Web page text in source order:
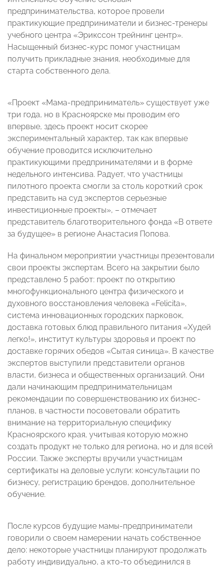
предпринимательства, которое провели
практикующие предприниматели и бизнес-тренеры
учебного центра «Эрикссон трейнинг центр».
Насыщенный бизнес-курс помог участницам
получить прикладные знания, необходимые для
старта собственного дела.
«Проект «Мама-предприниматель» существует уже
три года, но в Красноярске мы проводим его
впервые, здесь проект носит скорее
экспериментальный характер, так как впервые
обучение проводится исключительно
практикующими предпринимателями и в форме
недельного интенсива. Радует, что участницы
пилотного проекта смогли за столь короткий срок
представить на суд экспертов серьезные
инвестиционные проекты», – отмечает
представитель благотворительного фонда «В ответе
за будущее» в регионе Анастасия Попова.
На финальном мероприятии участницы презентовали
свои проекты экспертам. Всего на закрытии было
представлено 5 работ: проект по открытию
многофункционального центра физического и
духовного восстановления человека «Felicita»,
система инновационных городских парковок,
доставка готовых блюд правильного питания «Худей
легко!», институт культуры здоровья и проект по
доставке горячих обедов «Сытая синица». В качестве
экспертов выступили представители органов
власти, бизнеса и общественных организаций. Они
дали начинающим предпринимательницам
рекомендации по совершенствованию их бизнес-
планов, в частности посоветовали обратить
внимание на территориальную специфику
Красноярского края, учитывая которую можно
создать продукт не только для региона, но и для всей
России. Также эксперты вручили участницам
сертификаты на деловые услуги: консультации по
бизнесу, регистрацию брендов, дополнительное
обучение.
После курсов будущие мамы-предприниматели
говорили о своем намерении начать собственное
дело: некоторые участницы планируют продолжать
работу индивидуально, а кто-то объединился в